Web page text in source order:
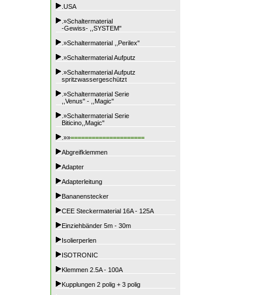
.USA
.»Schaltermaterial
-Gewiss- ,,SYSTEM"
.»Schaltermaterial ,,Perilex"
.»Schaltermaterial Aufputz
.»Schaltermaterial Aufputz
spritzwassergeschützt
.»Schaltermaterial Serie
,,Venus" - ,,Magic"
.»Schaltermaterial Serie
Biticino,,Magic"
.»»=====================
Abgreifklemmen
Adapter
Adapterleitung
Bananenstecker
CEE Steckermaterial 16A - 125A
Einziehbänder 5m - 30m
Isolierperlen
ISOTRONIC
Klemmen 2.5A - 100A
Kupplungen 2 polig + 3 polig